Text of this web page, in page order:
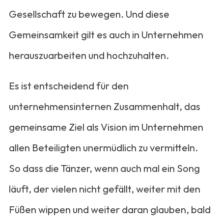
Gesellschaft zu bewegen. Und diese
Gemeinsamkeit gilt es auch in Unternehmen
herauszuarbeiten und hochzuhalten.
Es ist entscheidend für den
unternehmensinternen Zusammenhalt, das
gemeinsame Ziel als Vision im Unternehmen
allen Beteiligten unermüdlich zu vermitteln.
So dass die Tänzer, wenn auch mal ein Song
läuft, der vielen nicht gefällt, weiter mit den
Füßen wippen und weiter daran glauben, bald